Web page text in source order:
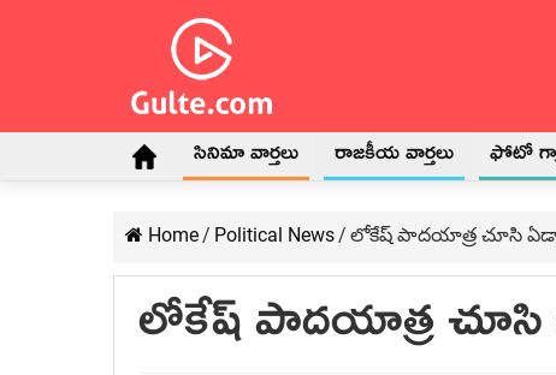
సినిమా వార్తలు రాజకీయ వార్తలు ఫోటో
Home/ Political News/ లోకేష్ పాదయాత్ర చూసి
లోకేష్ పాదయాత్ర చూసి